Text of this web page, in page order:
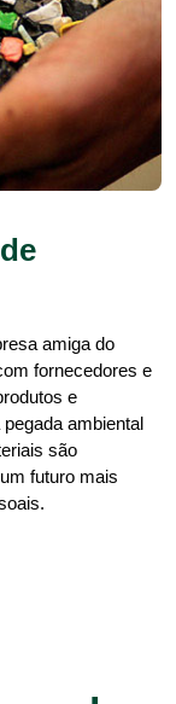
amiga do
fornecedores e
e
ambiental
são
futuro mais